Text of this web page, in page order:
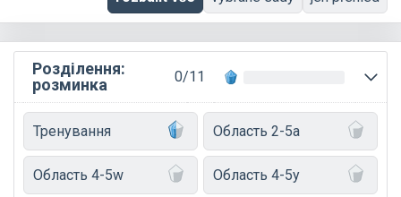
Розділення:
розминка
0/11
Тренування Область 2-5a
Область 4-5w Область 4-5y